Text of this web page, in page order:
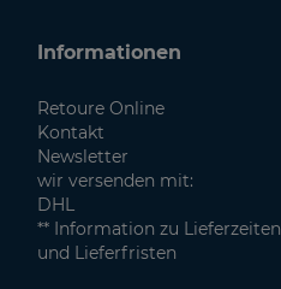
Informationen
Retoure Online
Kontakt
Newsletter
wir versenden mit:
DHL
** Information zu Lieferzeiten
und Lieferfristen